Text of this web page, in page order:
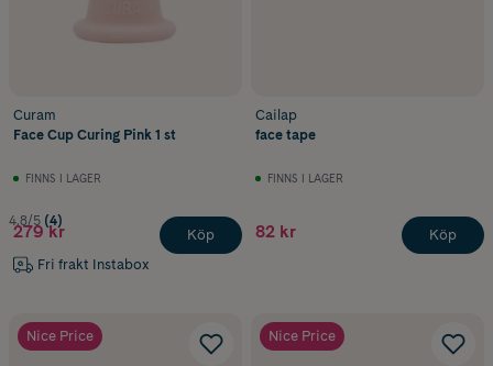
Curam
Face Cup Curing Pink 1 st
FINNS I LAGER
4.8/5 (4)
279 kr
Fri frakt Instabox
Köp
Cailap
face tape
FINNS I LAGER
82 kr Köp
Nice Price Nice Price